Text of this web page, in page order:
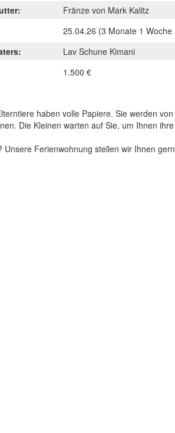
Fränze von Mark Kalitz
25.04.26 (3 Monate 1 Woche
Lav Schune Kimani
1.500 €
haben volle Papiere. Sie werden
Die Kleinen warten auf Sie, um Ihnen
Ferienwohnung stellen wir Ihnen